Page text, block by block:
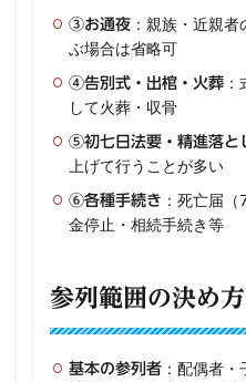
③お通夜 ：親族・近親
ぶ場合は省略可
④告別式・出棺・火葬
して火葬・収骨
⑤初七日法要・精進落と
上げて行うことが多い
⑥各種手続き ：死亡届
金停止・相続手続き等
参列範囲の決め方
基本の参列者 ：配偶者